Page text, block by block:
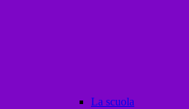
La scuola